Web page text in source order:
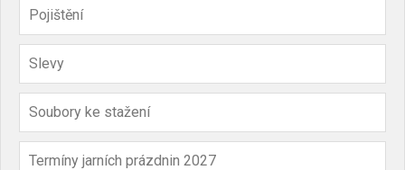
Pojištění
Slevy
Soubory ke stažení
Termíny jarních prázdnin 2027